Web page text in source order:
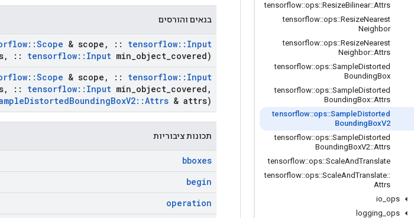
tensorflow::ops::ResizeBilinear::Attrs
tensorflow::ops::ResizeNearest
Neighbor
tensorflow::ops::ResizeNearest
Neighbor::Attrs
tensorflow::ops::SampleDistorted
BoundingBox
tensorflow::ops::SampleDistorted
BoundingBox::Attrs
tensorflow::ops::SampleDistorted
BoundingBoxV2
tensorflow::ops::SampleDistorted
BoundingBoxV2::Attrs
tensorflow::ops::ScaleAndTranslate
tensorflow::ops::ScaleAndTranslate::
Attrs
io ops
logging ops
בנאים והורסים
::Scope & scope , :: tensorflow:: Input
, :: tensorflow:: Input min object covered)
::Scope & scope , :: tensorflow:: Input
, :: tensorflow:: Input min object covered ,
DistortedBoundingBoxV2::Attrs & attrs)
תכונות ציבוריות
bboxes
begin
operation